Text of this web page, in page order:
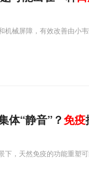
械屏障，有效改善由小
体“静音”？免疫
，天然免疫的功能重塑